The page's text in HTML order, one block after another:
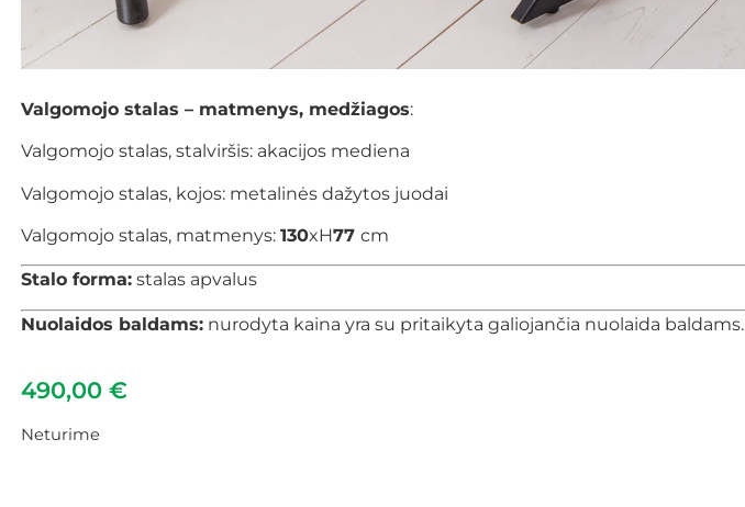
Valgomojo stalas – matmenys, medžiagos:
Valgomojo stalas, stalviršis: akacijos mediena
Valgomojo stalas, kojos: metalinės dažytos juodai
Valgomojo stalas, matmenys: 130xH77 cm
Stalo forma: stalas apvalus
Nuolaidos baldams: nurodyta kaina yra su pritaikyta galiojančia nuolaida baldams.
490,00 €
Neturime